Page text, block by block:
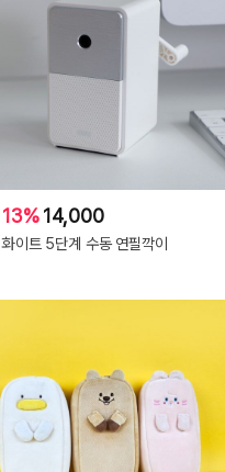
13%14,000
화이트 5단계 수동 연필깍이